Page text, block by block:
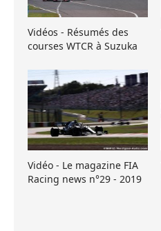
Vidéos - Résumés des
courses WTCR à Suzuka
Vidéo - Le magazine FIA
Racing news n°29 - 2019